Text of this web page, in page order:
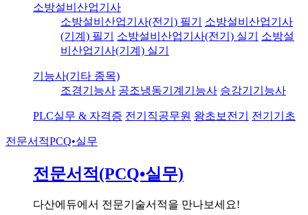
소방설비산업기사
소방설비산업기사(전기) 필기
소방설비산업기사
(기계) 필기
소방설비산업기사(전기) 실기
소방설
비산업기사(기계) 실기
기능사(기타 종목)
조경기능사 공조냉동기계기능사 승강기기능사
PLC실무 & 자격증 전기직공무원 왕초보전기 전기기초
전문서적PCQ•실무
전문서적(PCQ•실무)
다산에듀에서 전문기술서적을 만나보세요!